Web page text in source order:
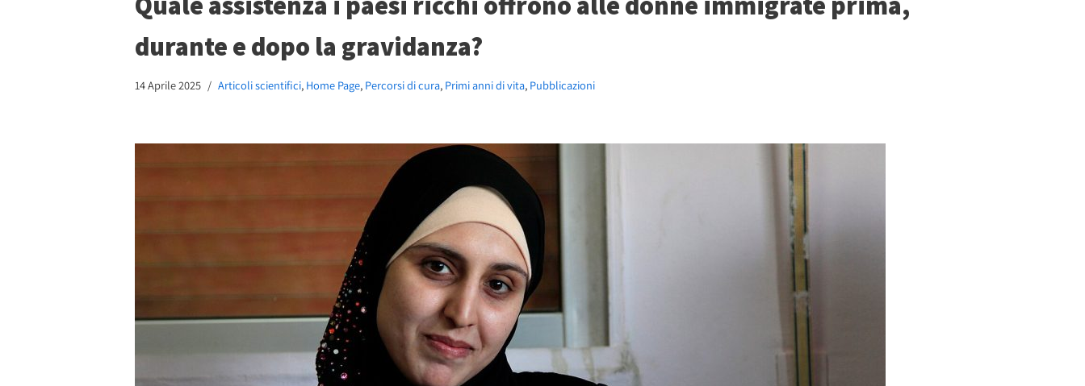
durante e dopo la gravidanza?
14 Aprile 2025 Articoli scientifici, Home Page, Percorsi di cura, Primi anni di vita, Pubblicazioni